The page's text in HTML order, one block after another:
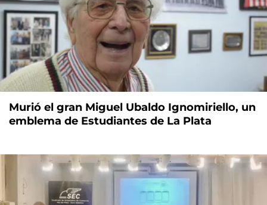
Murió el gran Miguel Ubaldo Ignomiriello, un
emblema de Estudiantes de La Plata